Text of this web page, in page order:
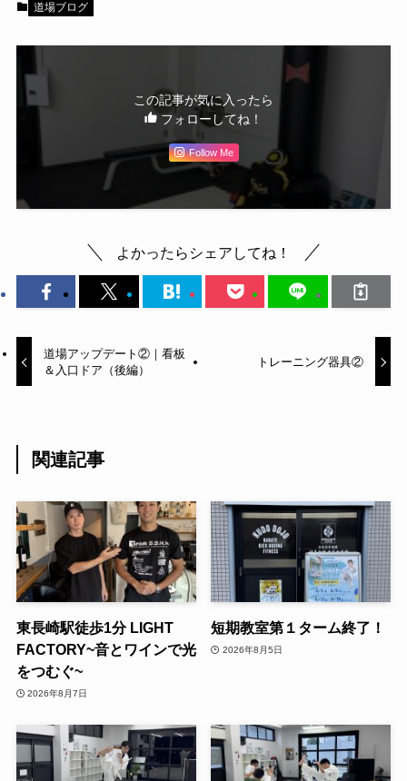
道場ブログ
この記事が気に入ったら
フォローしてね！
Follow Me
よかったらシェアしてね！
道場アップデート②｜看板
＆入口ドア（後編）
トレーニング器具②
関連記事
東長崎駅徒歩1分 LIGHT
FACTORY~音とワインで光
をつむぐ~
2026年8月7日
短期教室第１ターム終了！
2026年8月5日